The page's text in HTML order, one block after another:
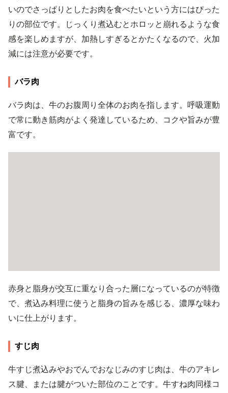
いのでさっぱりとしたお肉を食べたいという方にはぴった
りの部位です。じっくり煮込むとホロッと崩れるような食
感を楽しめますが、加熱しすぎるとかたくなるので、火加
減には注意が必要です。
バラ肉
バラ肉は、牛のお腹周り全体のお肉を指します。呼吸運動
で常に動き筋肉がよく発達しているため、コクや旨みが豊
富です。
赤身と脂身が交互に重なり合った層になっているのが特徴
で、煮込み料理に使うと脂身の旨みを感じる、濃厚な味わ
いに仕上がります。
すじ肉
牛すじ煮込みやおでんでおなじみのすじ肉は、牛のアキレ
ス腱、または腱がついた部位のことです。牛すね肉同様コ